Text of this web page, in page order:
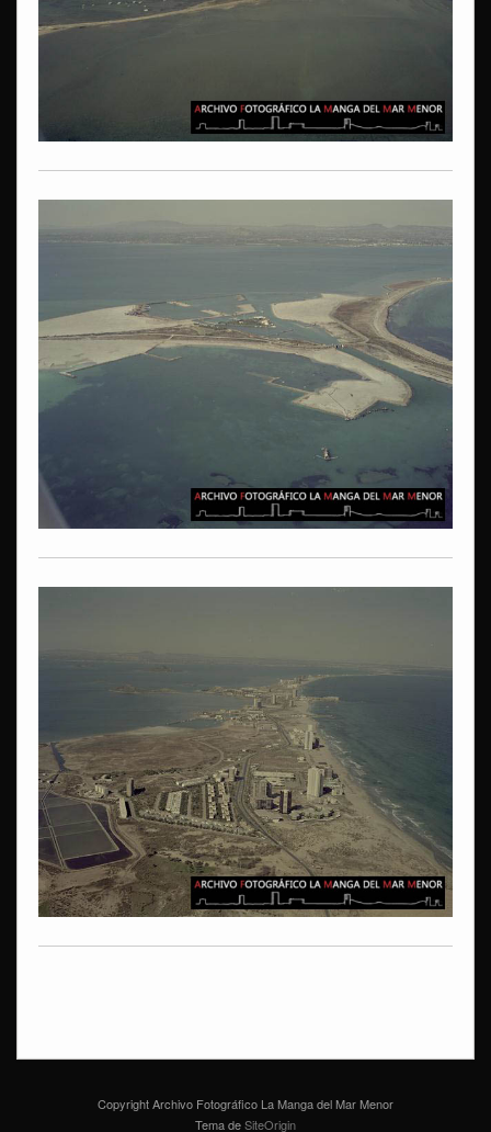
Copyright Archivo Fotográfico La Manga del Mar Menor
Tema deSiteOrigin